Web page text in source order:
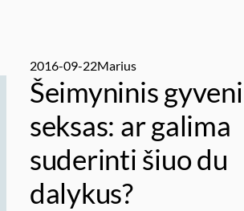
2016-09-22Marius
Šeimyninis
seksas: ar galima
suderinti šiuo du
dalykus?